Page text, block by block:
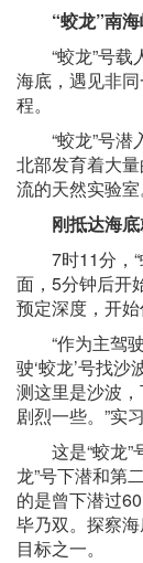
“蛟龙”南
“蛟龙”号载
海底，遇见非
程。
“蛟龙”号潜
北部发育着大
流的天然实验室
刚抵达海底
7时11分，“
面，5分钟后开
预定深度，开始
“作为主驾驶
驶‘蛟龙’号找
测这里是沙波
剧烈一些。”实
这是“蛟龙”
龙”号下潜和第
的是曾下潜过
毕乃双。探察
目标之一。